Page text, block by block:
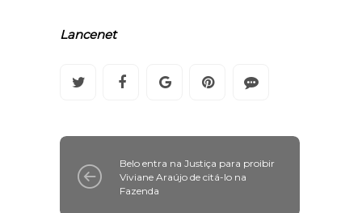
Lancenet
Belo entra na Justiça para proibir
Viviane Araújo de citá-lo na
Fazenda